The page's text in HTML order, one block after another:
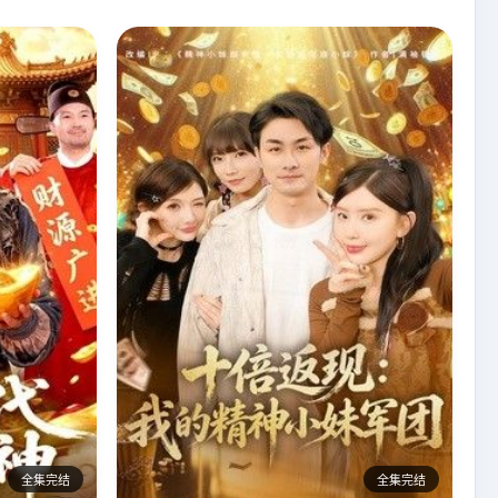
全集完结 全集完结